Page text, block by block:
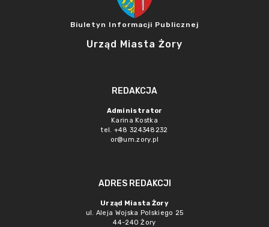
Biuletyn Informacji Publicznej
Urząd Miasta Żory
REDAKCJA
Administrator
Karina Kostka
tel. +48 324348232
or@um.zory.pl
ADRES REDAKCJI
Urząd Miasta Żory
ul. Aleja Wojska Polskiego 25
44-240 Żory